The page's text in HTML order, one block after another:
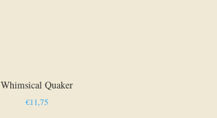
Whimsical Quaker
€11,75